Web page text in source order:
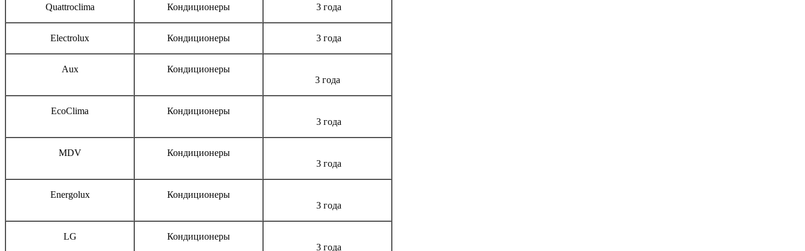
Quattroclima Кондиционеры 3 года
Electrolux Кондиционеры 3 года
Aux
Кондиционеры
3 года
EcoClima
Кондиционеры
3 года
MDV
Кондиционеры
3 года
Energolux
Кондиционеры
3 года
LG
Кондиционеры
3 года